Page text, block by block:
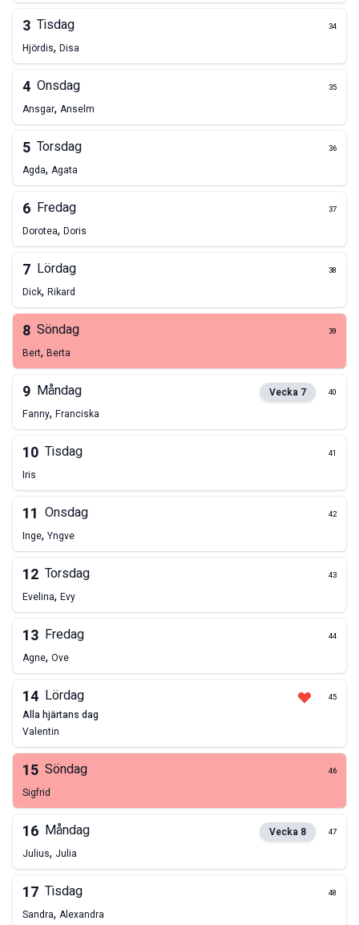
3 Tisdag 34
Hjördis, Disa
4 Onsdag 35
Ansgar, Anselm
5 Torsdag 36
Agda, Agata
6 Fredag 37
Dorotea, Doris
7 Lördag 38
Dick, Rikard
8 Söndag 39
Bert, Berta
9 Måndag Vecka 7 40
Fanny, Franciska
10 Tisdag 41
Iris
11 Onsdag 42
Inge, Yngve
12 Torsdag 43
Evelina, Evy
13 Fredag 44
Agne, Ove
14 Lördag 45
alla hjärtans dag
Valentin
15 Söndag 46
Sigfrid
16 Måndag Vecka 8 47
Julius, Julia
17 Tisdag 48
Sandra, Alexandra